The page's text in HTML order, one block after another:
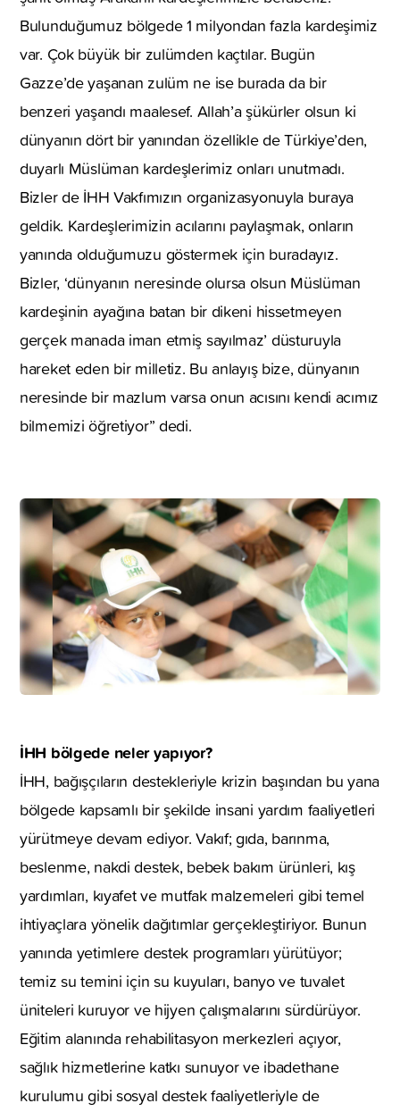
Bulunduğumuz bölgede 1 milyondan fazla kardeşimiz
var. Çok büyük bir zulümden kaçtılar. Bugün
Gazze’de yaşanan zulüm ne ise burada da bir
benzeri yaşandı maalesef. Allah’a şükürler olsun ki
dünyanın dört bir yanından özellikle de Türkiye’den,
duyarlı Müslüman kardeşlerimiz onları unutmadı.
Bizler de İHH Vakfımızın organizasyonuyla buraya
geldik. Kardeşlerimizin acılarını paylaşmak, onların
yanında olduğumuzu göstermek için buradayız.
Bizler, ‘dünyanın neresinde olursa olsun Müslüman
kardeşinin ayağına batan bir dikeni hissetmeyen
gerçek manada iman etmiş sayılmaz’ düsturuyla
hareket eden bir milletiz. Bu anlayış bize, dünyanın
neresinde bir mazlum varsa onun acısını kendi acımız
bilmemizi öğretiyor” dedi.
İHH bölgede neler yapıyor?
İHH, bağışçıların destekleriyle krizin başından bu yana
bölgede kapsamlı bir şekilde insani yardım faaliyetleri
yürütmeye devam ediyor. Vakıf; gıda, barınma,
beslenme, nakdi destek, bebek bakım ürünleri, kış
yardımları, kıyafet ve mutfak malzemeleri gibi temel
ihtiyaçlara yönelik dağıtımlar gerçekleştiriyor. Bunun
yanında yetimlere destek programları yürütüyor;
temiz su temini için su kuyuları, banyo ve tuvalet
üniteleri kuruyor ve hijyen çalışmalarını sürdürüyor.
Eğitim alanında rehabilitasyon merkezleri açıyor,
sağlık hizmetlerine katkı sunuyor ve ibadethane
kurulumu gibi sosyal destek faaliyetleriyle de